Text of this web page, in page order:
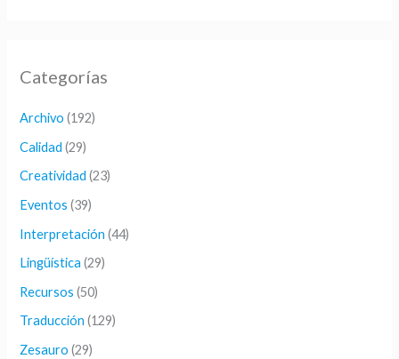
a
o
r
:
Categorías
Archivo (192)
Calidad (29)
Creatividad (23)
Eventos (39)
Interpretación (44)
Lingüística (29)
Recursos (50)
Traducción (129)
Zesauro (29)